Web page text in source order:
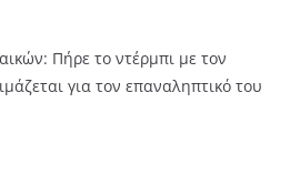
Πήρε το ντέρμπι με τον
για τον επαναληπτικό του